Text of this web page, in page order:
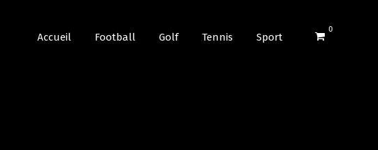
0
Accueil Football Golf Tennis Sport